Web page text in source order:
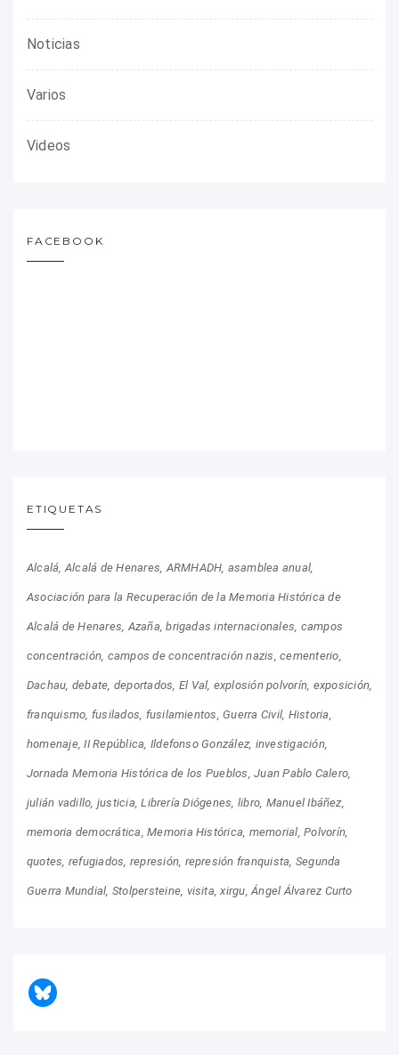
Noticias
Varios
Videos
FACEBOOK
ETIQUETAS
Alcalá Alcalá de Henares ARMHADH asamblea anual
Asociación para la Recuperación de la Memoria Histórica de
Alcalá de Henares Azaña brigadas internacionales campos
concentración campos de concentración nazis cementerio
Dachau debate deportados El Val explosión polvorín exposición
franquismo fusilados fusilamientos Guerra Civil Historia
homenaje II República Ildefonso González investigación
Jornada Memoria Histórica de los Pueblos Juan Pablo Calero
julián vadillo justicia Librería Diógenes libro Manuel Ibáñez
memoria democrática Memoria Histórica memorial Polvorín
quotes refugiados represión represión franquista Segunda
Guerra Mundial Stolpersteine visita xirgu Ángel Álvarez Curto